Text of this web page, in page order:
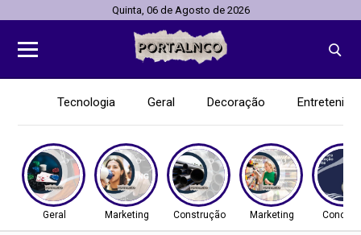
Quinta, 06 de Agosto de 2026
Tecnologia Geral Decoração
Geral Marketing Construção Marketing